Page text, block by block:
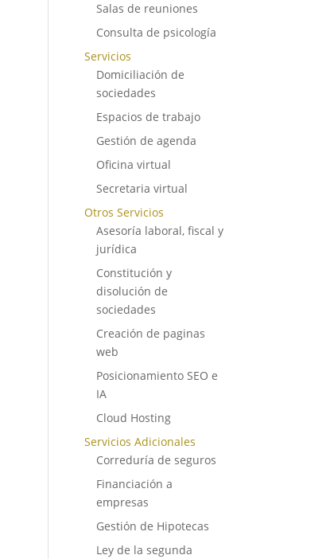
Salas de reuniones
Consulta de psicología
Servicios
Domiciliación de
sociedades
Espacios de trabajo
Gestión de agenda
Oficina virtual
Secretaria virtual
Otros Servicios
Asesoría laboral, fiscal y
jurídica
Constitución y
disolución de
sociedades
Creación de paginas
web
Posicionamiento SEO e
IA
Cloud Hosting
Servicios Adicionales
Correduría de seguros
Financiación a
empresas
Gestión de Hipotecas
Ley de la segunda